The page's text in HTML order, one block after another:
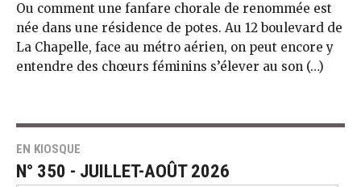
Ou comment une fanfare chorale de renommée est
née dans une résidence de potes. Au 12 boulevard de
La Chapelle, face au métro aérien, on peut encore y
entendre des chœurs féminins s’élever au son (…)
EN KIOSQUE
N° 350 - JUILLET-AOÛT 2026